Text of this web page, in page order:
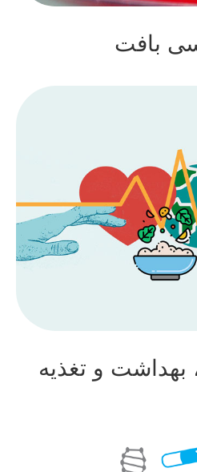
بافت
و تغذیه